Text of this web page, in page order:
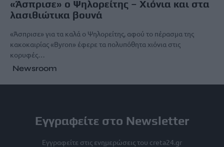
«Άσπρισε» ο Ψηλορείτης – Χιόνια και στα
λασιθιώτικα βουνά
«Άσπρισε» για τα καλά ο Ψηλορείτης, αφού το πέρασμα της
κακοκαιρίας «Byron» έφερε τα πολυπόθητα χιόνια στις
κορυφές…
Newsroom
Εγγραφείτε στο Newsletter
Εγγραφείτε στις ενημερώσεις του creta24.gr